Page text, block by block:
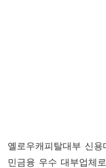
옐로우캐피탈대부 신
민금융 우수 대부업체